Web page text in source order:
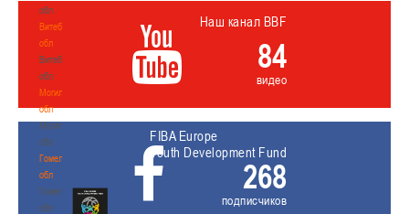
обл
Витебская
обл
Витебская
обл
Могилевская
обл
Могилевская
обл
Гомельская
обл
Гомельская
обл
Наш канал BBF
84
видео
FIBA Europe
Youth Development Fund
268
подписчиков